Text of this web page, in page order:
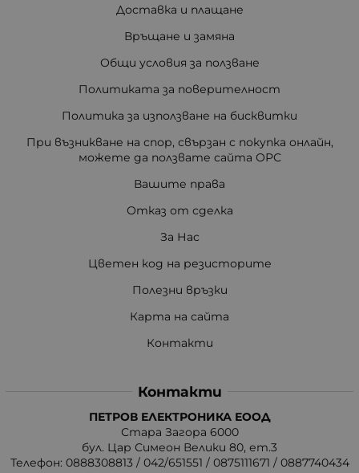
Доставка и плащане
Връщане и замяна
Общи условия за ползване
Политиката за поверителност
Политика за използване на бисквитки
При възникване на спор, свързан с покупка онлайн,
можете да ползвате сайта ОРС
Вашите права
Отказ от сделка
За Нас
Цветен код на резисторите
Полезни връзки
Карта на сайта
Контакти
Контакти
ПЕТРОВ ЕЛЕКТРОНИКА ЕООД
Стара Загора 6000
бул. Цар Симеон Велики 80, ет.3
Телефон: 0888308813 / 042/651551 / 0875111671 / 0887740434